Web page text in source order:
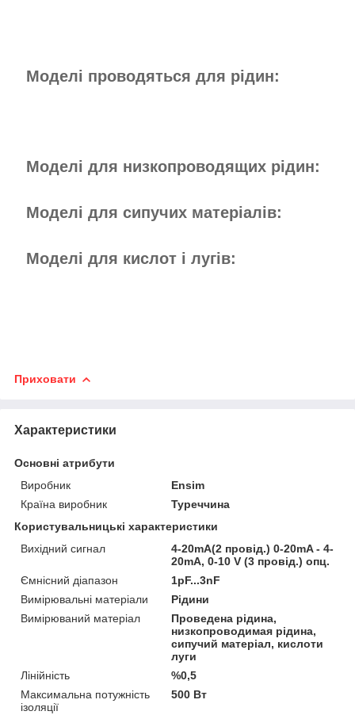
Моделі проводяться для рідин:
Моделі для низкопроводящих рідин:
Моделі для сипучих матеріалів:
Моделі для кислот і лугів:
Приховати
Характеристики
Основні атрибути
Виробник
Ensim
Країна виробник
Туреччина
Користувальницькі характеристики
Вихідний сигнал
4-20mA(2 провід.) 0-20mA - 4-
20mA, 0-10 V (3 провід.) опц.
Ємнісний діапазон
1pF...3nF
Вимірювальні матеріали
Рідини
Вимірюваний матеріал
Проведена рідина,
низкопроводимая рідина,
сипучий матеріал, кислоти
луги
Лінійність
%0,5
Максимальна потужність
ізоляції
500 Вт